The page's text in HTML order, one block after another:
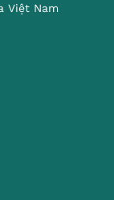
Việt Nam